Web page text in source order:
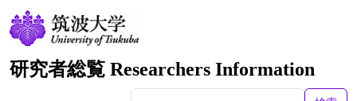
研究者総覧 Researchers Information